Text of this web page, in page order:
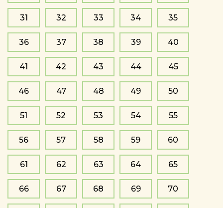
31 32 33 34 35
36 37 38 39 40
41 42 43 44 45
46 47 48 49 50
51 52 53 54 55
56 57 58 59 60
61 62 63 64 65
66 67 68 69 70